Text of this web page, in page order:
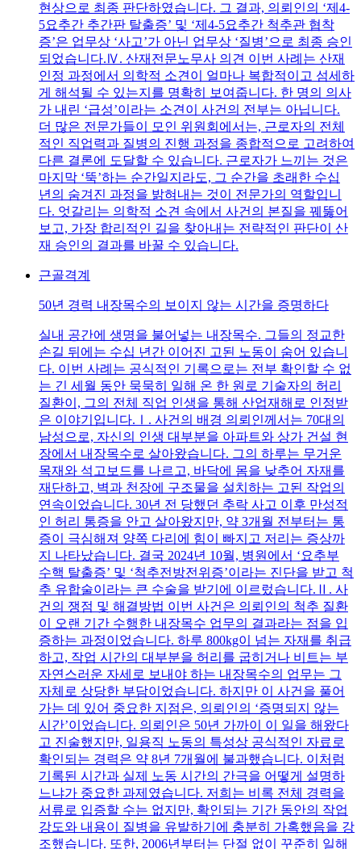
현상으로 최종 판단하였습니다. 그 결과, 의뢰인의 ‘제4-
5요추간 추간판 탈출증’ 및 ‘제4-5요추간 척추관 협착
증’은 업무상 ‘사고’가 아닌 업무상 ‘질병’으로 최종 승인
되었습니다.Ⅳ. 산재전문노무사 의견 이번 사례는 산재
인정 과정에서 의학적 소견이 얼마나 복합적이고 섬세하
게 해석될 수 있는지를 명확히 보여줍니다. 한 명의 의사
가 내린 ‘급성’이라는 소견이 사건의 전부는 아닙니다.
더 많은 전문가들이 모인 위원회에서는, 근로자의 전체
적인 직업력과 질병의 진행 과정을 종합적으로 고려하여
다른 결론에 도달할 수 있습니다. 근로자가 느끼는 것은
마지막 ‘뚝’하는 순간일지라도, 그 순간을 초래한 수십
년의 숨겨진 과정을 밝혀내는 것이 전문가의 역할입니
다. 엇갈리는 의학적 소견 속에서 사건의 본질을 꿰뚫어
보고, 가장 합리적인 길을 찾아내는 전략적인 판단이 산
재 승인의 결과를 바꿀 수 있습니다.
근골격계
50년 경력 내장목수의 보이지 않는 시간을 증명하다
실내 공간에 생명을 불어넣는 내장목수. 그들의 정교한
손길 뒤에는 수십 년간 이어진 고된 노동이 숨어 있습니
다. 이번 사례는 공식적인 기록으로는 전부 확인할 수 없
는 긴 세월 동안 묵묵히 일해 온 한 원로 기술자의 허리
질환이, 그의 전체 직업 인생을 통해 산업재해로 인정받
은 이야기입니다.Ⅰ. 사건의 배경 의뢰인께서는 70대의
남성으로, 자신의 인생 대부분을 아파트와 상가 건설 현
장에서 내장목수로 살아왔습니다. 그의 하루는 무거운
목재와 석고보드를 나르고, 바닥에 몸을 낮추어 자재를
재단하고, 벽과 천장에 구조물을 설치하는 고된 작업의
연속이었습니다. 30년 전 당했던 추락 사고 이후 만성적
인 허리 통증을 안고 살아왔지만, 약 3개월 전부터는 통
증이 극심해져 양쪽 다리에 힘이 빠지고 저리는 증상까
지 나타났습니다. 결국 2024년 10월, 병원에서 ‘요추부
수핵 탈출증’ 및 ‘척추전방전위증’이라는 진단을 받고 척
추 유합술이라는 큰 수술을 받기에 이르렀습니다.Ⅱ. 사
건의 쟁점 및 해결방법 이번 사건은 의뢰인의 척추 질환
이 오랜 기간 수행한 내장목수 업무의 결과라는 점을 입
증하는 과정이었습니다. 하루 800kg이 넘는 자재를 취급
하고, 작업 시간의 대부분을 허리를 굽히거나 비트는 부
자연스러운 자세로 보내야 하는 내장목수의 업무는 그
자체로 상당한 부담이었습니다. 하지만 이 사건을 풀어
가는 데 있어 중요한 지점은, 의뢰인의 ‘증명되지 않는
시간’이었습니다. 의뢰인은 50년 가까이 이 일을 해왔다
고 진술했지만, 일용직 노동의 특성상 공식적인 자료로
확인되는 경력은 약 8년 7개월에 불과했습니다. 이처럼
기록된 시간과 실제 노동 시간의 간극을 어떻게 설명하
느냐가 중요한 과제였습니다. 저희는 비록 전체 경력을
서류로 입증할 수는 없지만, 확인되는 기간 동안의 작업
강도와 내용이 질병을 유발하기에 충분히 가혹했음을 강
조했습니다. 또한, 2006년부터는 단절 없이 꾸준히 일해